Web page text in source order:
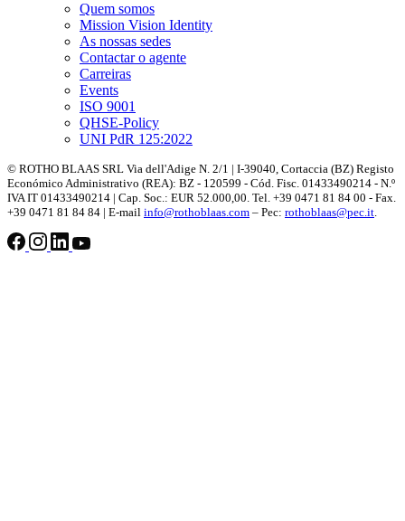
Quem somos
Mission Vision Identity
As nossas sedes
Contactar o agente
Carreiras
Events
ISO 9001
QHSE-Policy
UNI PdR 125:2022
© ROTHO BLAAS SRL Via dell'Adige N. 2/1 | I-39040, Cortaccia (BZ) Registo
Económico Administrativo (REA): BZ - 120599 - Cód. Fisc. 01433490214 - N.º
IVA IT 01433490214 | Cap. Soc.: EUR 52.000,00. Tel. +39 0471 81 84 00 - Fax.
+39 0471 81 84 84 | E-mail info@rothoblaas.com – Pec: rothoblaas@pec.it.